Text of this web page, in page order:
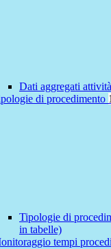
Dati aggregati
di procedimento 1
Tipologie di
in tabelle)
tempi